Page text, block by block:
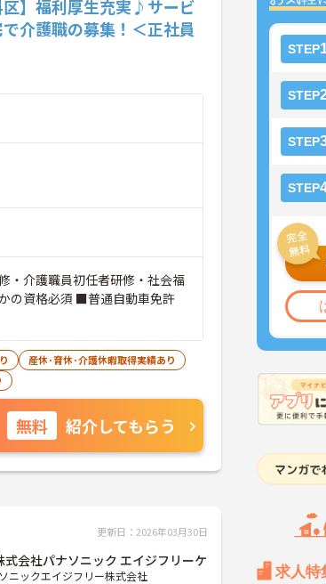
STEP
STEP
STEP
STEP
求人特
区】福利厚生充実♪サービ
介護職の募集！＜正社員
・介護職員初任者研修・社会福
の資格必須 ■普通自動車免許
産休･育休･介護休暇取得実績あり
無料 紹介してもらう
更新日：2026年03月30日
会社パナソニック エイジフリーケ
ニックエイジフリー株式会社